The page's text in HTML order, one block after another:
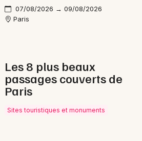
Je m'abonne
07/08/2026 → 09/08/2026
Paris
Les 8 plus beaux
passages couverts de
Paris
Sites touristiques et monuments